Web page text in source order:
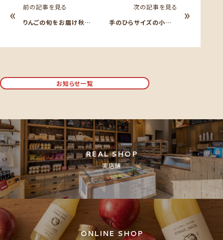
«
前の記事を見る
りんごの旬をお届け秋の
次の記事を見る
手のひらサイズの小さな
»
お知らせ一覧
REAL SHOP
実店舗
ONLINE SHOP